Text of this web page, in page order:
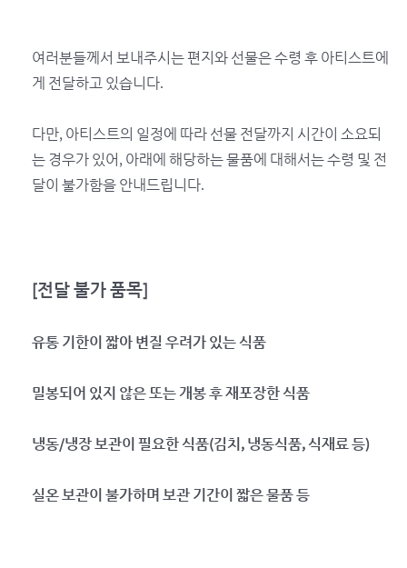
여러분들께서 보내주시는 편지와 선물은 수령 후 아티스트에
게 전달하고 있습니다.
다만, 아티스트의 일정에 따라 선물 전달까지 시간이 소요되
는 경우가 있어, 아래에 해당하는 물품에 대해서는 수령 및 전
달이 불가함을 안내드립니다.
[전달 불가 품목]
유통 기한이 짧아 변질 우려가 있는 식품
밀봉되어 있지 않은 또는 개봉 후 재포장한 식품
냉동/냉장 보관이 필요한 식품(김치, 냉동식품, 식재료 등)
실온 보관이 불가하며 보관 기간이 짧은 물품 등